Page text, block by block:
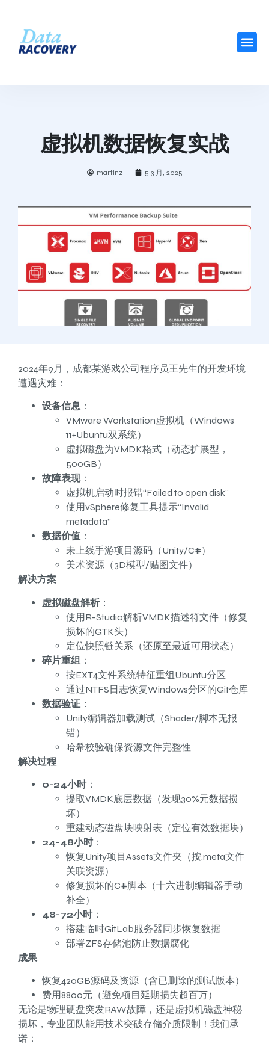
虚拟机数据恢复实战
martinz 5 3 月, 2025
2024年9月，成都某游戏公司程序员王先生的开发环境
遭遇灾难：
设备信息 ：
VMware Workstation虚拟机（Windows
11+Ubuntu双系统）
虚拟磁盘为VMDK格式（动态扩展型，
500GB）
故障表现：
虚拟机启动时报错“Failed to open disk”
使用vSphere修复工具提示“Invalid
metadata”
数据价值 ：
未上线手游项目源码（Unity/C#）
美术资源（3D模型/贴图文件）
解决方案
虚拟磁盘解析 ：
使用R-Studio解析VMDK描述符文件（修复
损坏的GTK头）
定位快照链关系（还原至最近可用状态）
碎片重组 ：
按EXT4文件系统特征重组Ubuntu分区
通过NTFS日志恢复Windows分区的Git仓库
数据验证 ：
Unity编辑器加载测试（Shader/脚本无报
错）
哈希校验确保资源文件完整性
解决过程
0-24小时：
提取VMDK底层数据（发现30%元数据损
坏）
重建动态磁盘块映射表（定位有效数据块）
24-48小时：
恢复Unity项目Assets文件夹（按.meta文件
关联资源）
修复损坏的C#脚本（十六进制编辑器手动
补全）
48-72小时：
搭建临时GitLab服务器同步恢复数据
部署ZFS存储池防止数据腐化
成果
恢复420GB源码及资源（含已删除的测试版本）
费用8800元（避免项目延期损失超百万）
无论是物理硬盘突发RAW故障，还是虚拟机磁盘神秘
损坏，专业团队能用技术突破存储介质限制！我们承
诺：